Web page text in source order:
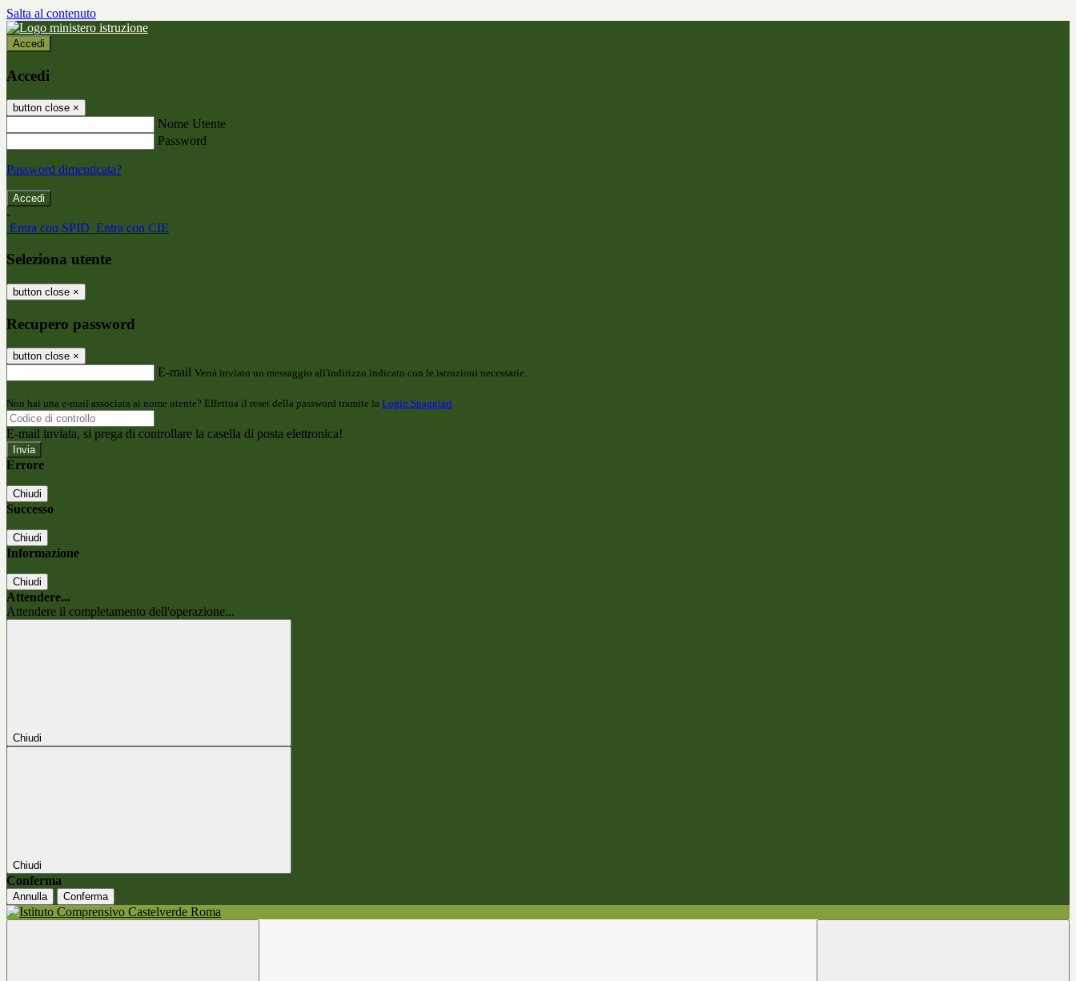
Salta al contenuto
Accedi
Accedi
button close ×
Nome Utente
Password
Password dimenticata?
-
Entra con SPID Entra con CIE
Seleziona utente
button close ×
Recupero password
button close ×
E-mail Verrà inviato un messaggio all'indirizzo indicato con le istruzioni necessarie.
Non hai una e-mail associata al nome utente? Effettua il reset della password tramite la Login Spaggiari
E-mail inviata, si prega di controllare la casella di posta elettronica!
Errore
Chiudi
Successo
Chiudi
Informazione
Chiudi
Attendere...
Attendere il completamento dell'operazione...
Chiudi
Chiudi
Conferma
Annulla Conferma